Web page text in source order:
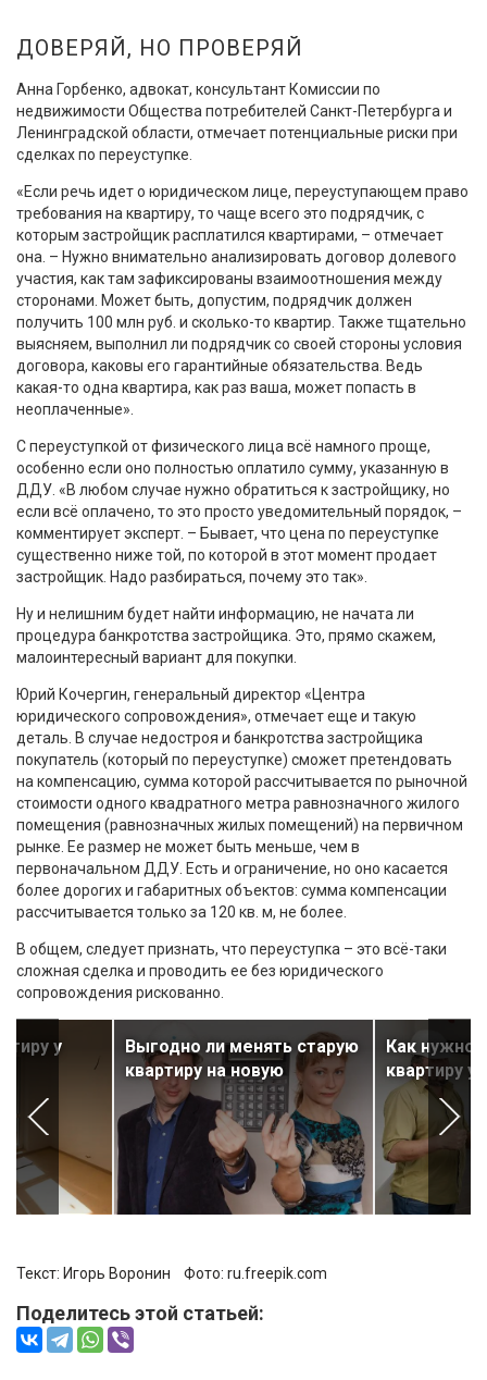
ДОВЕРЯЙ, НО ПРОВЕРЯЙ
Анна Горбенко, адвокат, консультант Комиссии по
недвижимости Общества потребителей Санкт-Петербурга и
Ленинградской области, отмечает потенциальные риски при
сделках по переуступке.
«Если речь идет о юридическом лице, переуступающем право
требования на квартиру, то чаще всего это подрядчик, с
которым застройщик расплатился квартирами, – отмечает
она. – Нужно внимательно анализировать договор долевого
участия, как там зафиксированы взаимоотношения между
сторонами. Может быть, допустим, подрядчик должен
получить 100 млн руб. и сколько-то квартир. Также тщательно
выясняем, выполнил ли подрядчик со своей стороны условия
договора, каковы его гарантийные обязательства. Ведь
какая-то одна квартира, как раз ваша, может попасть в
неоплаченные».
С переуступкой от физического лица всё намного проще,
особенно если оно полностью оплатило сумму, указанную в
ДДУ. «В любом случае нужно обратиться к застройщику, но
если всё оплачено, то это просто уведомительный порядок, –
комментирует эксперт. – Бывает, что цена по переуступке
существенно ниже той, по которой в этот момент продает
застройщик. Надо разбираться, почему это так».
Ну и нелишним будет найти информацию, не начата ли
процедура банкротства застройщика. Это, прямо скажем,
малоинтересный вариант для покупки.
Юрий Кочергин, генеральный директор «Центра
юридического сопровождения», отмечает еще и такую
деталь. В случае недостроя и банкротства застройщика
покупатель (который по переуступке) сможет претендовать
на компенсацию, сумма которой рассчитывается по рыночной
стоимости одного квадратного метра равнозначного жилого
помещения (равнозначных жилых помещений) на первичном
рынке. Ее размер не может быть меньше, чем в
первоначальном ДДУ. Есть и ограничение, но оно касается
более дорогих и габаритных объектов: сумма компенсации
рассчитывается только за 120 кв. м, не более.
В общем, следует признать, что переуступка – это всё-таки
сложная сделка и проводить ее без юридического
сопровождения рискованно.
у
Выгодно ли менять старую
квартиру на новую
Как нужно
квартиру у
Текст: Игорь Воронин Фото: ru.freepik.com
Поделитесь этой статьей: